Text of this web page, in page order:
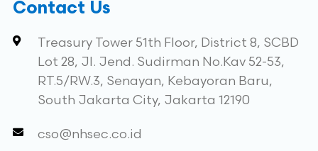
Contact Us
Treasury Tower 51th Floor, District 8, SCBD
Lot 28, Jl. Jend. Sudirman No.Kav 52-53,
RT.5/RW.3, Senayan, Kebayoran Baru,
South Jakarta City, Jakarta 12190
cso@nhsec.co.id